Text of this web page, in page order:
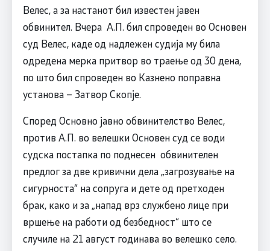
Велес, а за настанот бил известен јавен
обвинител. Вчера А.П. бил спроведен во Основен
суд Велес, каде од надлежен судија му била
одредена мерка притвор во траење од 30 дена,
по што бил спроведен во Казнено поправна
установа – Затвор Скопје.
Според Основно јавно обвинителство Велес,
против А.П. во велешки Основен суд се води
судска постапка по поднесен обвинителен
предлог за две кривични дела „загрозување на
сигурноста“ на сопруга и дете од претходен
брак, како и за „напад врз службено лице при
вршење на работи од безбедност“ што се
случиле на 21 август годинава во велешко село.